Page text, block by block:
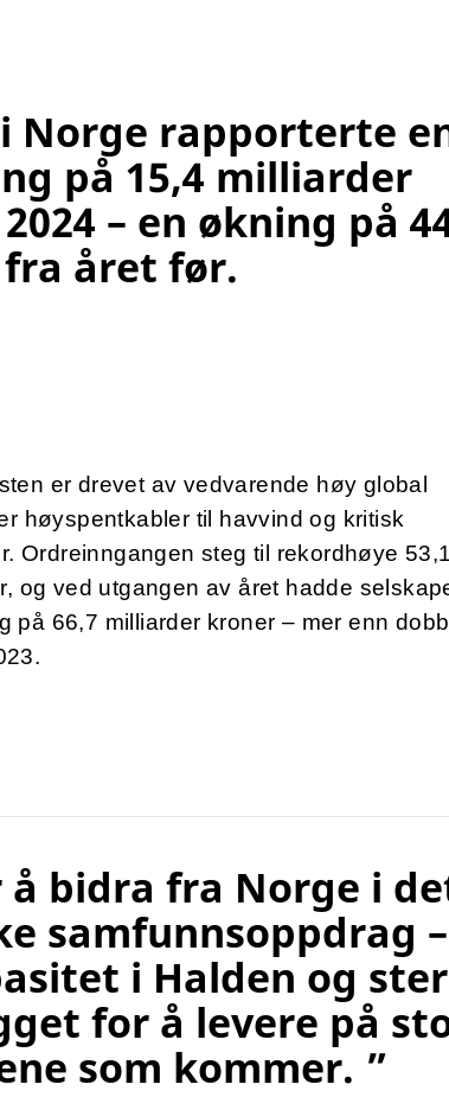
Norge rapporterte
på 15,4 milliarder
– en økning på
året før.
er drevet av vedvarende høy global
høyspentkabler til havvind og kritisk
Ordreinngangen steg til rekordhøye 53,1
og ved utgangen av året hadde
på 66,7 milliarder kroner – mer enn
å bidra fra Norge i
samfunnsoppdrag
i Halden og
for å levere på
som kommer. ”